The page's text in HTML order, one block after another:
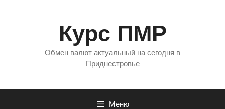
Курс ПМР
Обмен валют актуальный на сегодня в
Приднестровье
Меню